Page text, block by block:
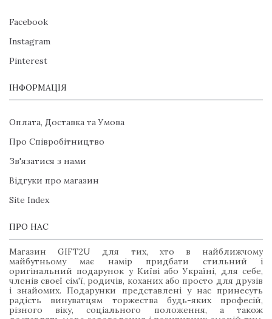
Facebook
Instagram
Pinterest
ІНФОРМАЦІЯ
Оплата, Доставка та Умова
Про Співробітництво
Зв'язатися з нами
Відгуки про магазин
Site Index
ПРО НАС
Магазин GIFT2U для тих, хто в найближчому
майбутньому має намір придбати стильний і
оригінальний подарунок у Київі або Україні, для себе,
членів своєї сім'ї, родичів, коханих або просто для друзів
і знайомих. Подарунки представлені у нас принесуть
радість винуватцям торжества будь-яких професій,
різного віку, соціального положення, а також